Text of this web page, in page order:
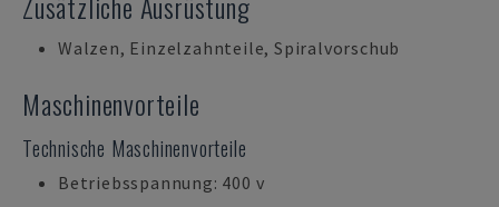
Walzen, Einzelzahnteile, Spiralvorschub
Maschinenvorteile
Technische Maschinenvorteile
Betriebsspannung: 400 v